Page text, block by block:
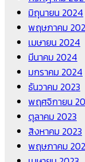
มิถุนายน 2024
พฤษภาคม
เมษายน 2024
มีนาคม 2024
มกราคม 2024
ธันวาคม 2023
พฤศจิกายน
ตุลาคม 2023
สิงหาคม 2023
พฤษภาคม